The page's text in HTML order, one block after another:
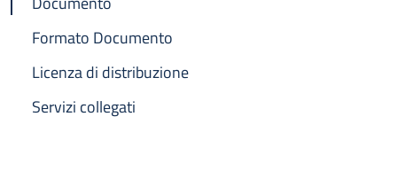
Formato Documento
Licenza di distribuzione
Servizi collegati